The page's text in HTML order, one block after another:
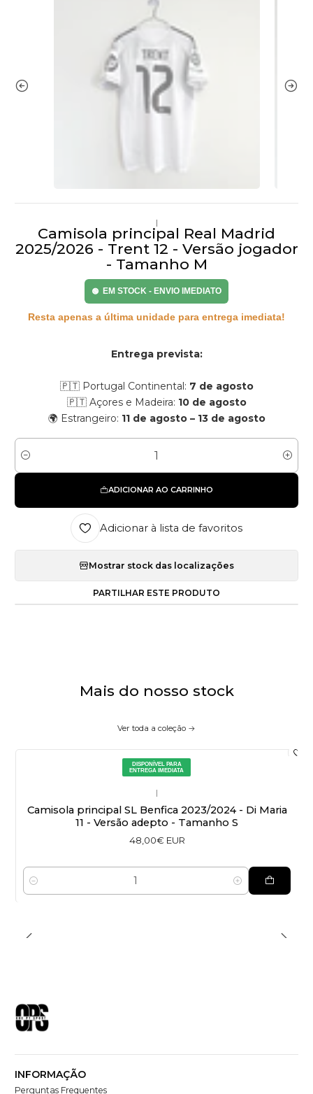
|
Camisola principal Real Madrid
2025/2026 - Trent 12 - Versão jogador
- Tamanho M
🟢 EM STOCK - ENVIO IMEDIATO
Resta apenas a última unidade para entrega imediata!
Entrega prevista:
🇵🇹 Portugal Continental: 7 de agosto
🇵🇹 Açores e Madeira: 10 de agosto
🌍 Estrangeiro: 11 de agosto – 13 de agosto
Quantidade
ADICIONAR AO CARRINHO
Adicionar à lista de favoritos
Mostrar stock das localizações
PARTILHAR ESTE PRODUTO
Mais do nosso stock
Ver toda a coleção
DISPONÍVEL PARA
ENTREGA IMEDIATA
|
Camisola principal SL Benfica 2023/2024 - Di Maria
11 - Versão adepto - Tamanho S
48,00€ EUR
Quantidade
INFORMAÇÃO
Perguntas Frequentes